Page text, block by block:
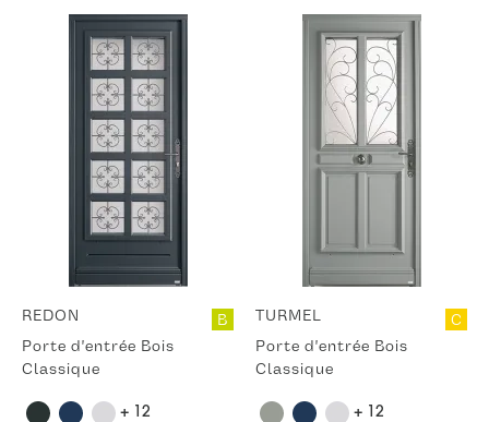
REDON
Porte d'entrée Bois
Classique
B
+ 12
TURMEL
Porte d'entrée Bois
Classique
C
+ 12